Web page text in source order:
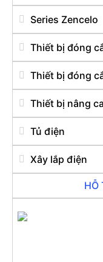
Series Zencelo
Thiết bị đóng
Thiết bị đóng
Thiết bị nâng
Tủ điện
Xây lắp điện
HỖ